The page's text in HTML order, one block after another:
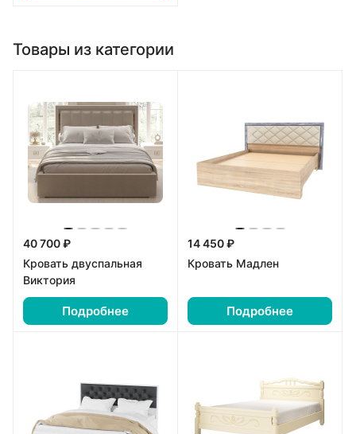
Товары из категории
40 700 ₽
Кровать двуспальная
Виктория
Подробнее
14 450 ₽
Кровать Мадлен
Подробнее